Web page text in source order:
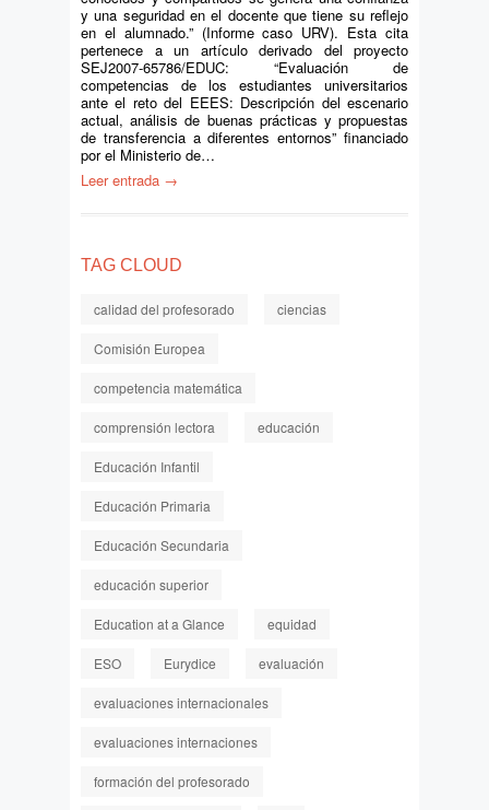
y una seguridad en el docente que tiene su reflejo
en el alumnado.” (Informe caso URV). Esta cita
pertenece a un artículo derivado del proyecto
SEJ2007-65786/EDUC: “Evaluación de
competencias de los estudiantes universitarios
ante el reto del EEES: Descripción del escenario
actual, análisis de buenas prácticas y propuestas
de transferencia a diferentes entornos” financiado
por el Ministerio de…
Leer entrada →
TAG CLOUD
calidad del profesorado ciencias
Comisión Europea
competencia matemática
comprensión lectora educación
Educación Infantil
Educación Primaria
Educación Secundaria
educación superior
Education at a Glance equidad
ESO Eurydice evaluación
evaluaciones internacionales
evaluaciones internaciones
formación del profesorado